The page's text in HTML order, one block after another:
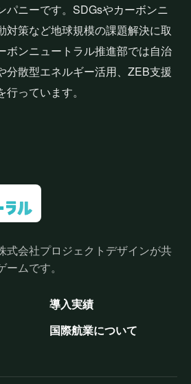
パニーです。SDGsやカーボンニ
対策など地球規模の課題解決に取
ボンニュートラル推進部では自治
分散型エネルギー活用、ZEB支援
っています。
式会社プロジェクトデザインが共
ムです。
導入実績
国際航業について